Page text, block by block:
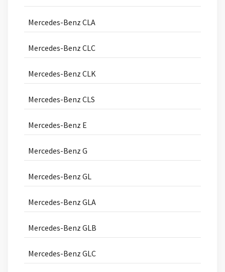
Mercedes-Benz CLA
Mercedes-Benz CLC
Mercedes-Benz CLK
Mercedes-Benz CLS
Mercedes-Benz E
Mercedes-Benz G
Mercedes-Benz GL
Mercedes-Benz GLA
Mercedes-Benz GLB
Mercedes-Benz GLC